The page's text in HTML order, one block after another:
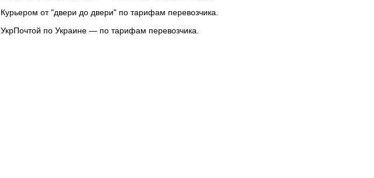
Курьером от "двери до двери" по тарифам перевозчика.
УкрПочтой по Украине — по тарифам перевозчика.